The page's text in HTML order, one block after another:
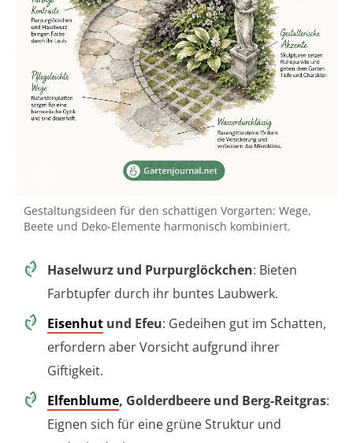
Gestaltungsideen für den schattigen Vorgarten: Wege,
Beete und Deko-Elemente harmonisch kombiniert.
Haselwurz und Purpurglöckchen: Bieten
Farbtupfer durch ihr buntes Laubwerk.
Eisenhut und Efeu: Gedeihen gut im Schatten,
erfordern aber Vorsicht aufgrund ihrer
Giftigkeit.
Elfenblume, Golderdbeere und Berg-Reitgras:
Eignen sich für eine grüne Struktur und